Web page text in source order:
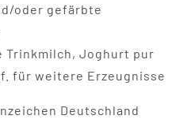
oder gefärbte
Trinkmilch, Joghurt pur
für weitere Erzeugnisse
Deutschland